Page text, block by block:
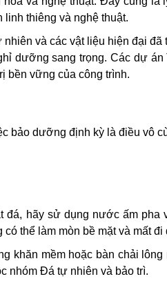
thiêng và nghệ thuật.
và các vật liệu hiện đại đã
dưỡng sang trọng. Các dự
bền vững của công trình.
bảo dưỡng định kỳ là điều vô
đá, hãy sử dụng nước ấm pha
thể làm mòn bề mặt và mất đi
khăn mềm hoặc bàn chải
nhóm Đá tự nhiên và bảo trì.